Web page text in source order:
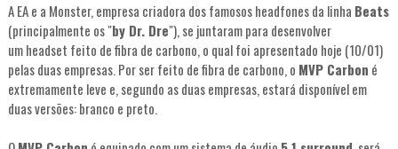
A EA e a Monster, empresa criadora dos famosos headfones da linha Beats
(principalmente os "by Dr. Dre"), se juntaram para desenvolver
um headset feito de fibra de carbono, o qual foi apresentado hoje (10/01)
pelas duas empresas. Por ser feito de fibra de carbono, o MVP Carbon é
extremamente leve e, segundo as duas empresas, estará disponível em
duas versões: branco e preto.